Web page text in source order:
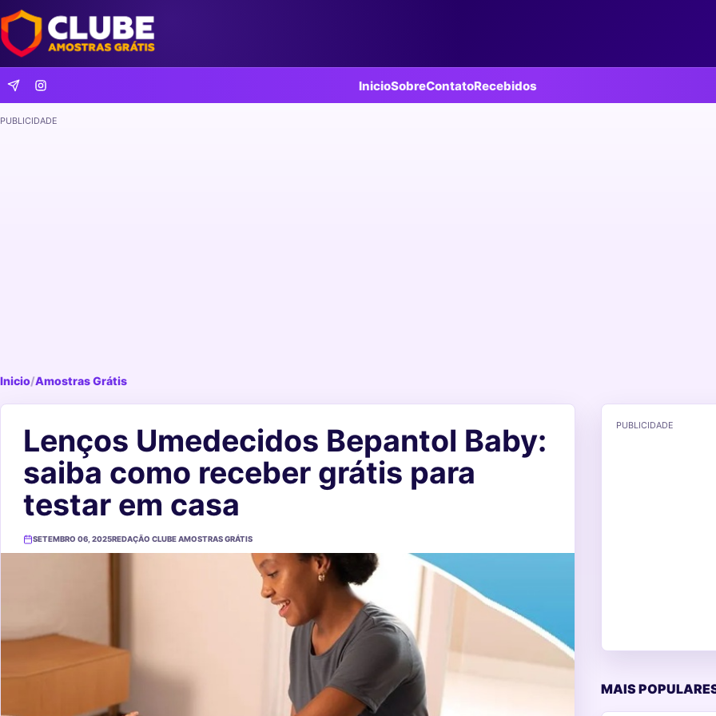
InicioSobreContatoRecebidos
PUBLICIDADE
Inicio/Amostras Grátis
Lenços Umedecidos Bepantol Baby:
saiba como receber grátis para
testar em casa
SETEMBRO 06, 2025REDAÇÃO CLUBE AMOSTRAS GRÁTIS
PUBLICIDADE
MAIS